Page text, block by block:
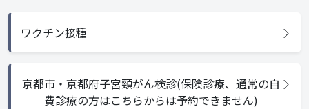
ワクチン接種
京都市・京都府子宮頸がん検診(保険診療、通常の自
費診療の方はこちらからは予約できません)